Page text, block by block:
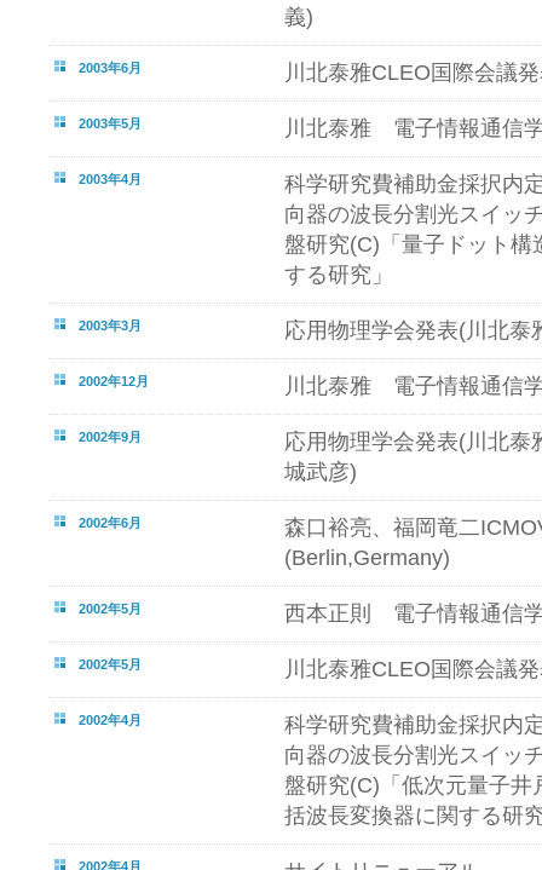
義)
2003年6月 川北泰雅CLEO国際会議
2003年5月 川北泰雅 電子情報通信
2003年4月
科学研究費補助金採択内
向器の波長分割光スイッ
盤研究(C)「量子ドット
する研究」
2003年3月 応用物理学会発表(川北泰
2002年12月 川北泰雅 電子情報通信
2002年9月
応用物理学会発表(川北泰
城武彦)
2002年6月
森口裕亮、福岡竜二
(Berlin,Germany)
2002年5月 西本正則 電子情報通信
2002年5月 川北泰雅CLEO国際会議
2002年4月
科学研究費補助金採択内
向器の波長分割光スイッ
盤研究(C)「低次元量子
括波長変換器に関する研
2002年4月